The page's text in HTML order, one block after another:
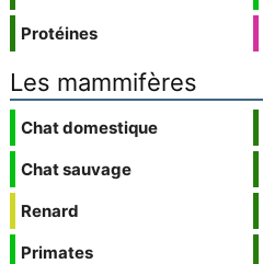
Protéines
Les mammifères
Chat domestique
Chat sauvage
Renard
Primates